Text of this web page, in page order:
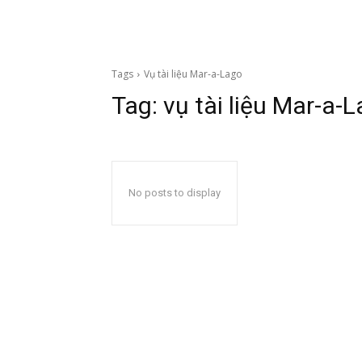
Tags Vụ tài liệu Mar-a-Lago
Tag: vụ tài liệu Mar-a-
No posts to display